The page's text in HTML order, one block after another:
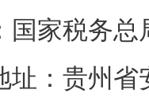
国家税务总
址：贵州省